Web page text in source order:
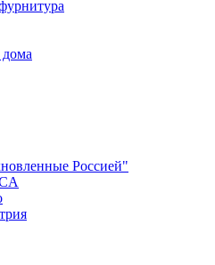
Россией"